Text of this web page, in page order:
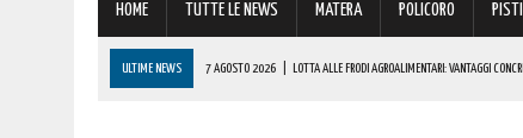
HOME TUTTE LE NEWS MATERA POLICORO
ULTIME NEWS 7 AGOSTO 2026 LOTTA ALLE FRODI AGROALIMENTARI: VANTAGGI